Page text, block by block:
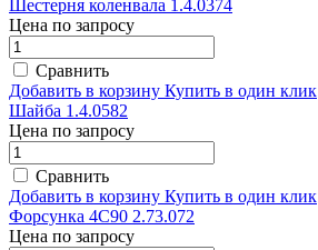
Шестерня коленвала 1.4.0374
Цена по запросу
Сравнить
Добавить в корзину Купить в один клик
Шайба 1.4.0582
Цена по запросу
Сравнить
Добавить в корзину Купить в один клик
Форсунка 4C90 2.73.072
Цена по запросу